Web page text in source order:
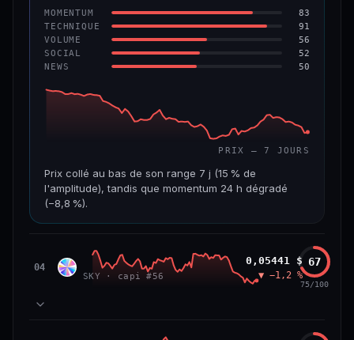
VS ATH
−96,6 %
RANG CAPI.
#143
CONFIANCE 69/100
MOMENTUM 83
TECHNIQUE 91
VOLUME 56
SOCIAL 52
NEWS 50
PRIX — 7 JOURS
Prix collé au bas de son range 7 j (15 % de
l'amplitude), tandis que momentum 24 h dégradé
(−8,8 %).
508 M$ 8,7 M$
VAR. 7 J VAR. 30 J
04 SKY Sky
SKY · capi #56
0,05441 $
▼ −1,2 %
67
75/100
78